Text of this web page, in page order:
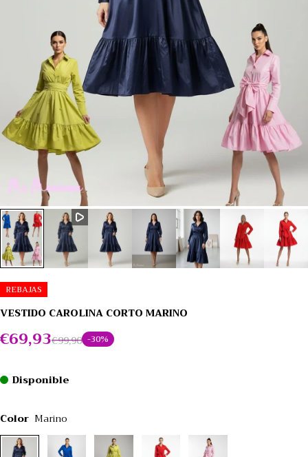
REBAJAS
VESTIDO CAROLINA CORTO MARINO
€69,93€99,90 -30%
Disponible
Color Marino